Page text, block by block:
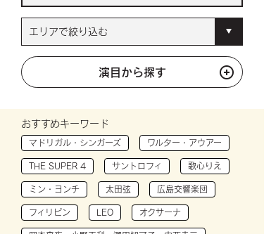
演目から探す
おすすめキーワード
マドリガル・シンガーズ ワルター・アウアー
THE SUPER 4 サントロフィ 歌心りえ
ミン・ヨンチ 太田弦 広島交響楽団
フィリピン LEO オクサーナ